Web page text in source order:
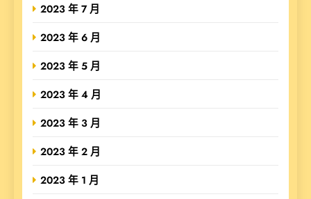
2023 年 7 月
2023 年 6 月
2023 年 5 月
2023 年 4 月
2023 年 3 月
2023 年 2 月
2023 年 1 月